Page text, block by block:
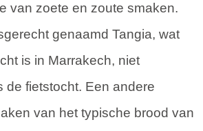
van zoete en zoute smaken.
genaamd Tangia, wat
is in Marrakech, niet
de fietstocht. Een andere
van het typische brood van